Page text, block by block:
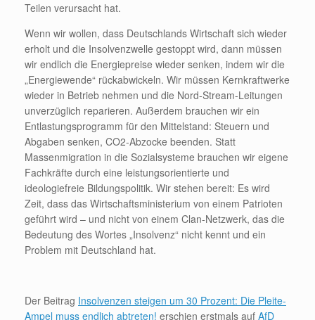
Teilen verursacht hat.
Wenn wir wollen, dass Deutschlands Wirtschaft sich wieder
erholt und die Insolvenzwelle gestoppt wird, dann müssen
wir endlich die Energiepreise wieder senken, indem wir die
„Energiewende“ rückabwickeln. Wir müssen Kernkraftwerke
wieder in Betrieb nehmen und die Nord-Stream-Leitungen
unverzüglich reparieren. Außerdem brauchen wir ein
Entlastungsprogramm für den Mittelstand: Steuern und
Abgaben senken, CO2-Abzocke beenden. Statt
Massenmigration in die Sozialsysteme brauchen wir eigene
Fachkräfte durch eine leistungsorientierte und
ideologiefreie Bildungspolitik. Wir stehen bereit: Es wird
Zeit, dass das Wirtschaftsministerium von einem Patrioten
geführt wird – und nicht von einem Clan-Netzwerk, das die
Bedeutung des Wortes „Insolvenz“ nicht kennt und ein
Problem mit Deutschland hat.
Der Beitrag Insolvenzen steigen um 30 Prozent: Die Pleite-
Ampel muss endlich abtreten! erschien erstmals auf AfD